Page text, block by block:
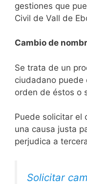
gestiones que
Civil de Vall de
Cambio de
Se trata de un
ciudadano puede
orden de éstos o
Puede solicitar el
una causa justa
perjudica a
Solicitar